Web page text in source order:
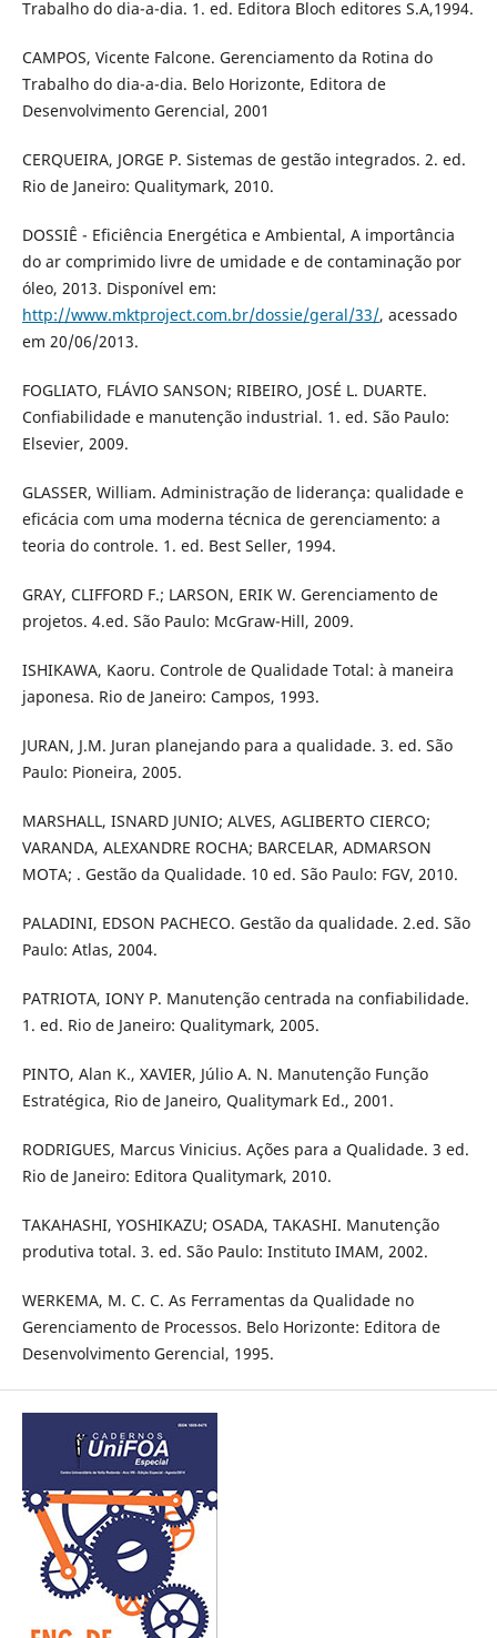
Trabalho do dia-a-dia. 1. ed. Editora Bloch editores S.A,1994.
CAMPOS, Vicente Falcone. Gerenciamento da Rotina do
Trabalho do dia-a-dia. Belo Horizonte, Editora de
Desenvolvimento Gerencial, 2001
CERQUEIRA, JORGE P. Sistemas de gestão integrados. 2. ed.
Rio de Janeiro: Qualitymark, 2010.
DOSSIÊ - Eficiência Energética e Ambiental, A importância
do ar comprimido livre de umidade e de contaminação por
óleo, 2013. Disponível em:
http://www.mktproject.com.br/dossie/geral/33/, acessado
em 20/06/2013.
FOGLIATO, FLÁVIO SANSON; RIBEIRO, JOSÉ L. DUARTE.
Confiabilidade e manutenção industrial. 1. ed. São Paulo:
Elsevier, 2009.
GLASSER, William. Administração de liderança: qualidade e
eficácia com uma moderna técnica de gerenciamento: a
teoria do controle. 1. ed. Best Seller, 1994.
GRAY, CLIFFORD F.; LARSON, ERIK W. Gerenciamento de
projetos. 4.ed. São Paulo: McGraw-Hill, 2009.
ISHIKAWA, Kaoru. Controle de Qualidade Total: à maneira
japonesa. Rio de Janeiro: Campos, 1993.
JURAN, J.M. Juran planejando para a qualidade. 3. ed. São
Paulo: Pioneira, 2005.
MARSHALL, ISNARD JUNIO; ALVES, AGLIBERTO CIERCO;
VARANDA, ALEXANDRE ROCHA; BARCELAR, ADMARSON
MOTA; . Gestão da Qualidade. 10 ed. São Paulo: FGV, 2010.
PALADINI, EDSON PACHECO. Gestão da qualidade. 2.ed. São
Paulo: Atlas, 2004.
PATRIOTA, IONY P. Manutenção centrada na confiabilidade.
1. ed. Rio de Janeiro: Qualitymark, 2005.
PINTO, Alan K., XAVIER, Júlio A. N. Manutenção Função
Estratégica, Rio de Janeiro, Qualitymark Ed., 2001.
RODRIGUES, Marcus Vinicius. Ações para a Qualidade. 3 ed.
Rio de Janeiro: Editora Qualitymark, 2010.
TAKAHASHI, YOSHIKAZU; OSADA, TAKASHI. Manutenção
produtiva total. 3. ed. São Paulo: Instituto IMAM, 2002.
WERKEMA, M. C. C. As Ferramentas da Qualidade no
Gerenciamento de Processos. Belo Horizonte: Editora de
Desenvolvimento Gerencial, 1995.